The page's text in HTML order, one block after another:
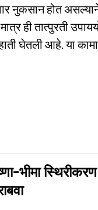
नुकसान होत असल्याने
ही तात्पुरती
घेतली आहे. या
भीमा स्थिरीकरण